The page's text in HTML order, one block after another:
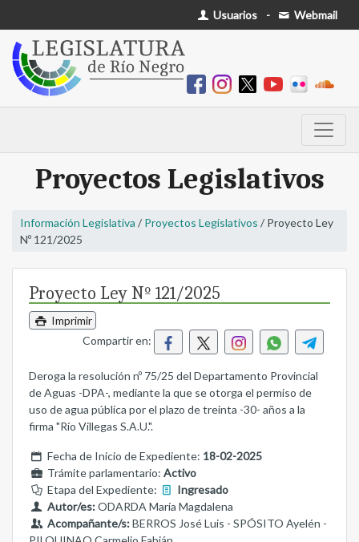
Usuarios - Webmail
Proyectos Legislativos
Información Legislativa / Proyectos Legislativos / Proyecto Ley
Nº 121/2025
Proyecto Ley Nº 121/2025
Imprimir
Compartir en:
Deroga la resolución nº 75/25 del Departamento Provincial
de Aguas -DPA-, mediante la que se otorga el permiso de
uso de agua pública por el plazo de treinta -30- años a la
firma "Río Villegas S.A.U.".
Fecha de Inicio de Expediente: 18-02-2025
Trámite parlamentario: Activo
Etapa del Expediente:
Ingresado
Autor/es:ODARDA María Magdalena
Acompañante/s:BERROS José Luis - SPÓSITO Ayelén -